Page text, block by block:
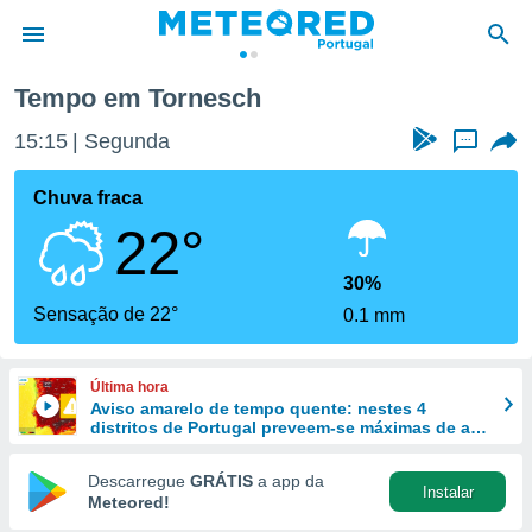
da
foi
fornecidas
a este
das
e
forma
digital
Tempo em Tornesch
15:15 Segunda ...
Chuva fraca
22°
Sensação de 22°
30%
0.1 mm
Última hora
Aviso amarelo de tempo quente: nestes 4
distritos de Portugal preveem-se máximas de até
Descarregue GRÁTIS a app da
Meteored!
Instalar